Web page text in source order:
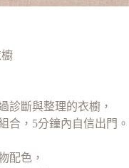
診斷與整理的衣櫥，
合，5分鐘內自信出門。
配色，